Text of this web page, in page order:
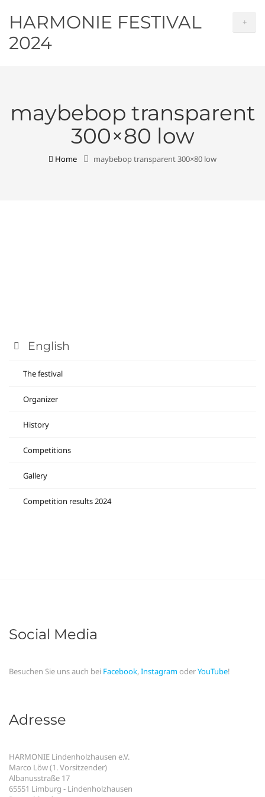
+
HARMONIE FESTIVAL
2024
maybebop transparent
300×80 low
Home maybebop transparent 300×80 low
English
The festival
Organizer
History
Competitions
Gallery
Competition results 2024
Social Media
Besuchen Sie uns auch bei Facebook, InstagramoderYouTube!
Adresse
HARMONIE Lindenholzhausen e.V.
Marco Löw (1. Vorsitzender)
Albanusstraße 17
65551 Limburg - Lindenholzhausen